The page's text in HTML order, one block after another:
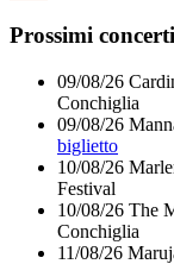
Prossimi concerti
09/08/26
Conchiglia
09/08/26
biglietto
10/08/26
Festival
10/08/26 The
Conchiglia
11/08/26